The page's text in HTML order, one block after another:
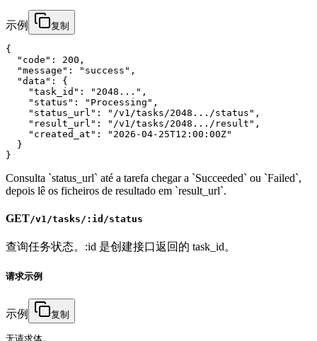
示例 复制
{
  "code": 200,
  "message": "success",
  "data": {
    "task_id": "2048...",
    "status": "Processing",
    "status_url": "/v1/tasks/2048.../status",
    "result_url": "/v1/tasks/2048.../result",
    "created_at": "2026-04-25T12:00:00Z"
  }
}
Consulta `status_url` até a tarefa chegar a `Succeeded` ou `Failed`,
depois lê os ficheiros de resultado em `result_url`.
GET/v1/tasks/:id/status
查询任务状态。:id 是创建接口返回的 task_id。
请求示例
示例 复制
无请求体。